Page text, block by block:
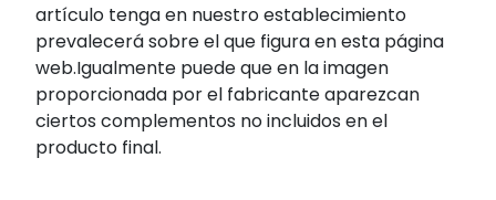
artículo tenga en nuestro establecimiento
prevalecerá sobre el que figura en esta página
web.Igualmente puede que en la imagen
proporcionada por el fabricante aparezcan
ciertos complementos no incluidos en el
producto final.